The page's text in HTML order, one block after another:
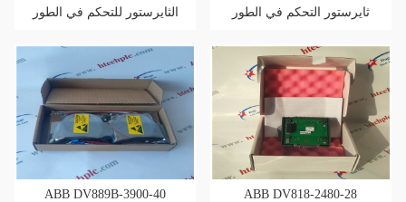
الثايرستور للتحكم في الطور
ثايرستور التحكم في الطور
ABB DV889B-3900-40
ABB DV818-2480-28